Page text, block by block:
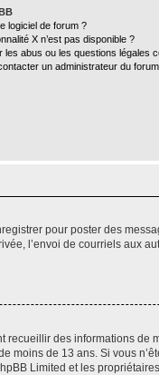
logiciel de forum ?
X n’est pas disponible ?
les abus ou les questions légales
un administrateur du
pour poster des
l’envoi de courriels aux
des informations de
moins de 13 ans. Si vous
Limited et les